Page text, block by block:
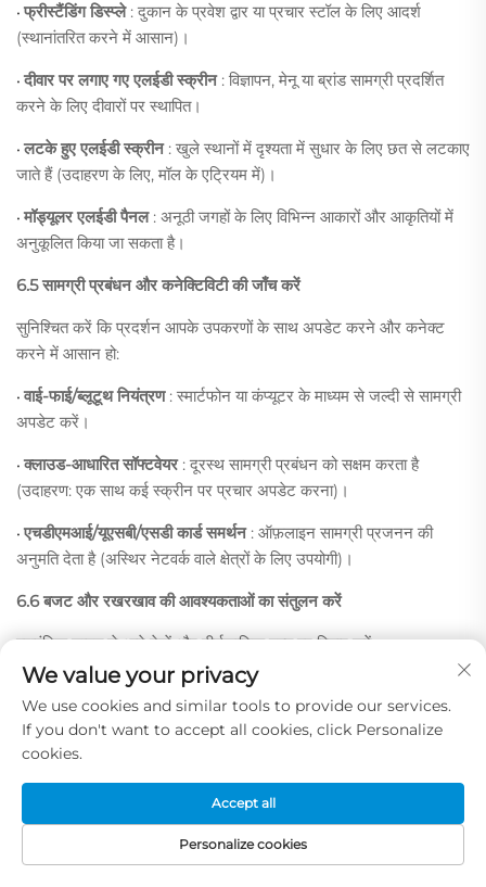
• फ्रीस्टैंडिंग डिस्प्ले : दुकान के प्रवेश द्वार या प्रचार स्टॉल के लिए आदर्श
(स्थानांतरित करने में आसान)।
• दीवार पर लगाए गए एलईडी स्क्रीन : विज्ञापन, मेनू या ब्रांड सामग्री प्रदर्शित
करने के लिए दीवारों पर स्थापित।
• लटके हुए एलईडी स्क्रीन : खुले स्थानों में दृश्यता में सुधार के लिए छत से लटकाए
जाते हैं (उदाहरण के लिए, मॉल के एट्रियम में)।
• मॉड्यूलर एलईडी पैनल : अनूठी जगहों के लिए विभिन्न आकारों और आकृतियों में
अनुकूलित किया जा सकता है।
6.5 सामग्री प्रबंधन और कनेक्टिविटी की जाँच करें
सुनिश्चित करें कि प्रदर्शन आपके उपकरणों के साथ अपडेट करने और कनेक्ट
करने में आसान हो:
• वाई-फाई/ब्लूटूथ नियंत्रण : स्मार्टफोन या कंप्यूटर के माध्यम से जल्दी से सामग्री
अपडेट करें।
• क्लाउड-आधारित सॉफ्टवेयर : दूरस्थ सामग्री प्रबंधन को सक्षम करता है
(उदाहरण: एक साथ कई स्क्रीन पर प्रचार अपडेट करना)।
• एचडीएमआई/यूएसबी/एसडी कार्ड समर्थन : ऑफ़लाइन सामग्री प्रजनन की
अनुमति देता है (अस्थिर नेटवर्क वाले क्षेत्रों के लिए उपयोगी)।
6.6 बजट और रखरखाव की आवश्यकताओं का संतुलन करें
प्रारंभिक लागत से आगे देखें और दीर्घकालिक मूल्य पर विचार करें:
प्रारंभिक लागत बनाम आयु : उच्च-गुणवत्ता वाले एलईडी 50,000+ घंटे तक
चलते हैं—इनकी प्रारंभिक लागत अधिक होती है लेकिन प्रतिस्थापन की आवृत्ति
कम हो जाती है।
•ऊर्जा बचत: मासिक बिजली के बिल को कम करने के लिए कम शक्ति वाले मॉडल
: 2–5 वर्ष की वारंटी और सुलभ मरम्मत सेवाओं वाले डिस्प्ले
We value your privacy
We use cookies and similar tools to provide our services.
If you don't want to accept all cookies, click Personalize
cookies.
Personalize cookies
Accept all